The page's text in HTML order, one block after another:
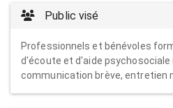
Public visé
Professionnels et bénévoles
d'écoute et d'aide psychosociale
communication brève, entretien